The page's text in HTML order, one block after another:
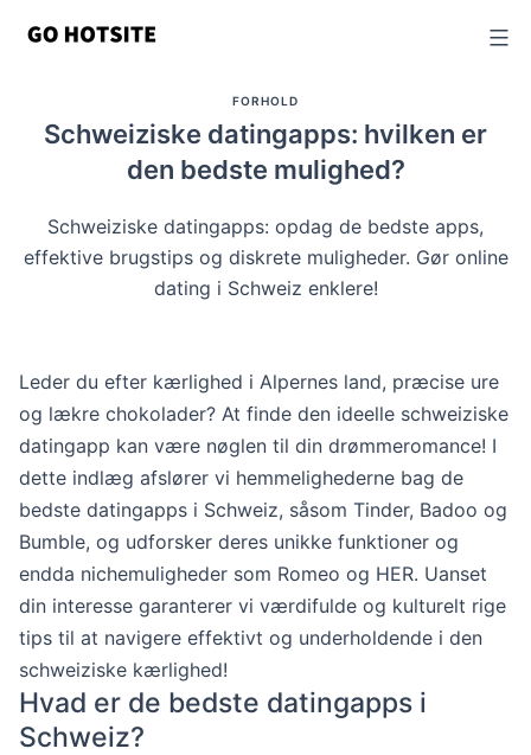
FORHOLD
Schweiziske datingapps: hvilken er
den bedste mulighed?
Schweiziske datingapps: opdag de bedste apps,
effektive brugstips og diskrete muligheder. Gør online
dating i Schweiz enklere!
Leder du efter kærlighed i Alpernes land, præcise ure
og lækre chokolader? At finde den ideelle schweiziske
datingapp kan være nøglen til din drømmeromance! I
dette indlæg afslører vi hemmelighederne bag de
bedste datingapps i Schweiz, såsom Tinder, Badoo og
Bumble, og udforsker deres unikke funktioner og
endda nichemuligheder som Romeo og HER. Uanset
din interesse garanterer vi værdifulde og kulturelt rige
tips til at navigere effektivt og underholdende i den
schweiziske kærlighed!
Hvad er de bedste datingapps i
Schweiz?